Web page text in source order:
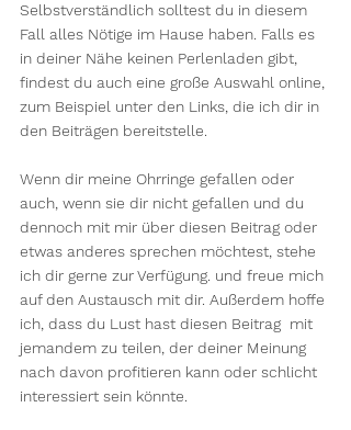
Selbstverständlich solltest du in diesem
Fall alles Nötige im Hause haben. Falls es
in deiner Nähe keinen Perlenladen gibt,
findest du auch eine große Auswahl online,
zum Beispiel unter den Links, die ich dir in
den Beiträgen bereitstelle.
Wenn dir meine Ohrringe gefallen oder
auch, wenn sie dir nicht gefallen und du
dennoch mit mir über diesen Beitrag oder
etwas anderes sprechen möchtest, stehe
ich dir gerne zur Verfügung. und freue mich
auf den Austausch mit dir. Außerdem hoffe
ich, dass du Lust hast diesen Beitrag  mit
jemandem zu teilen, der deiner Meinung
nach davon profitieren kann oder schlicht
interessiert sein könnte.